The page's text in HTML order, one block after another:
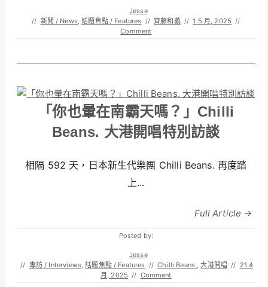
Jesse
// 新聞 / News,話題焦點 / Features // 齊藤和義 // 1 5 月, 2025 //
Comment
「你也暈在南霸天嗎？」Chilli
Beans. 大港開唱特別訪談
相隔 592 天，日本新生代樂團 Chilli Beans. 再度踏
上...
Full Article →
Posted by:
Jesse
// 專訪 / Interviews,話題焦點 / Features // Chilli Beans.,大港開唱 // 21 4
月, 2025 // Comment